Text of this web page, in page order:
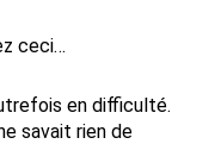
ceci…
en difficulté.
savait rien de